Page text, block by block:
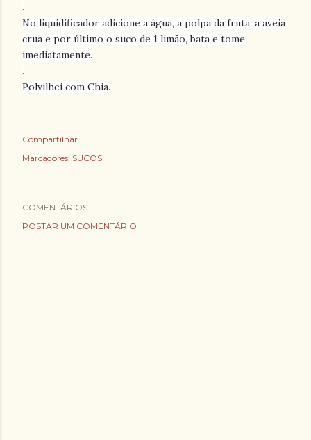
.
No liquidificador adicione a água, a polpa da fruta, a aveia
crua e por último o suco de 1 limão, bata e tome
imediatamente.
.
Polvilhei com Chia.
Compartilhar
Marcadores: SUCOS
COMENTÁRIOS
POSTAR UM COMENTÁRIO